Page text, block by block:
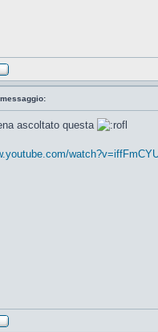
ascoltato questa